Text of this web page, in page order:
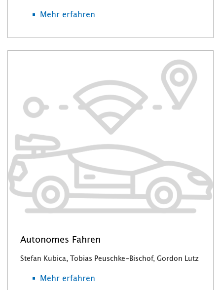
Mehr erfahren
Autonomes Fahren
Stefan Kubica, Tobias Peuschke-Bischof, Gordon Lutz
Mehr erfahren